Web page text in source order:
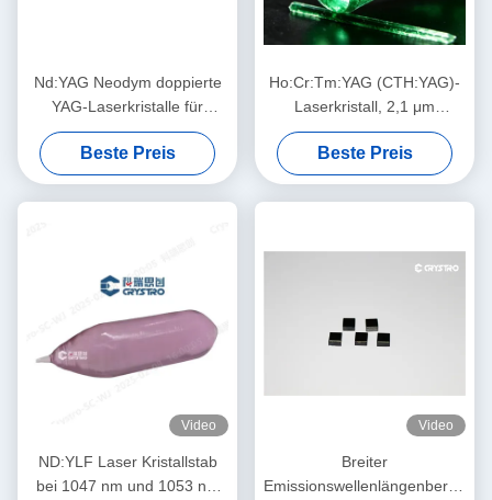
Nd:YAG Neodym doppierte
YAG-Laserkristalle für
Hochleistungs-
Festkörperlasersysteme
Beste Preis
Ho:Cr:Tm:YAG (CTH:YAG)-
Laserkristall, 2,1 μm
augensicher, hocheffizienter
Blitz/Diodengepumpt
Beste Preis
Video
ND:YLF Laser Kristallstab
bei 1047 nm und 1053 nm
Video
Breiter
Emissionswellenlängenbereich